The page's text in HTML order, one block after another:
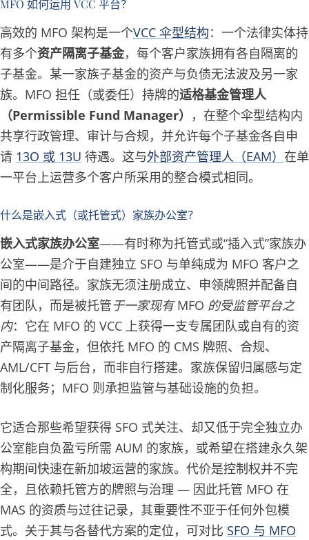
MFO 如何运用 VCC 平台？
高效的 MFO 架构是一个VCC 伞型结构：一个法律实体持
有多个资产隔离子基金，每个客户家族拥有各自隔离的
子基金。某一家族子基金的资产与负债无法波及另一家
族。MFO 担任（或委任）持牌的适格基金管理人
（Permissible Fund Manager） ，在整个伞型结构内
共享行政管理、审计与合规，并允许每个子基金各自申
请 13O 或 13U 待遇。这与外部资产管理人（EAM） 在单
一平台上运营多个客户所采用的整合模式相同。
什么是嵌入式（或托管式）家族办公室？
嵌入式家族办公室——有时称为托管式或“插入式”家族办
公室——是介于自建独立 SFO 与单纯成为 MFO 客户之
间的中间路径。家族无须注册成立、申领牌照并配备自
有团队，而是被托管于一家现有 MFO 的受监管平台之
内：它在 MFO 的 VCC 上获得一支专属团队或自有的资
产隔离子基金，但依托 MFO 的 CMS 牌照、合规、
AML/CFT 与后台，而非自行搭建。家族保留归属感与定
制化服务；MFO 则承担监管与基础设施的负担。
它适合那些希望获得 SFO 式关注、却又低于完全独立办
公室能自负盈亏所需 AUM 的家族，或希望在搭建永久架
构期间快速在新加坡运营的家族。代价是控制权并不完
全，且依赖托管方的牌照与治理 — 因此托管 MFO 在
MAS 的资质与过往记录，其重要性不亚于任何外包模
式。关于其与各替代方案的定位，可对比 SFO 与 MFO